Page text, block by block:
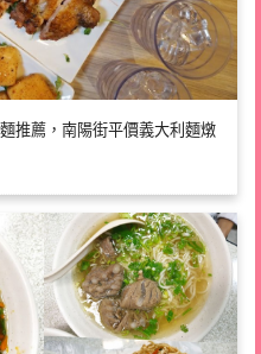
推薦，南陽街平價義大利麵燉